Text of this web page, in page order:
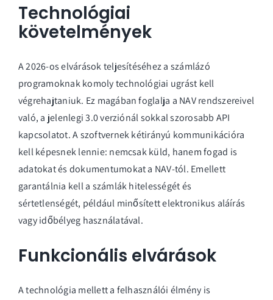
Technológiai
követelmények
A 2026-os elvárások teljesítéséhez a számlázó
programoknak komoly technológiai ugrást kell
végrehajtaniuk. Ez magában foglalja a NAV rendszereivel
való, a jelenlegi 3.0 verziónál sokkal szorosabb API
kapcsolatot. A szoftvernek kétirányú kommunikációra
kell képesnek lennie: nemcsak küld, hanem fogad is
adatokat és dokumentumokat a NAV-tól. Emellett
garantálnia kell a számlák hitelességét és
sértetlenségét, például minősített elektronikus aláírás
vagy időbélyeg használatával.
Funkcionális elvárások
A technológia mellett a felhasználói élmény is